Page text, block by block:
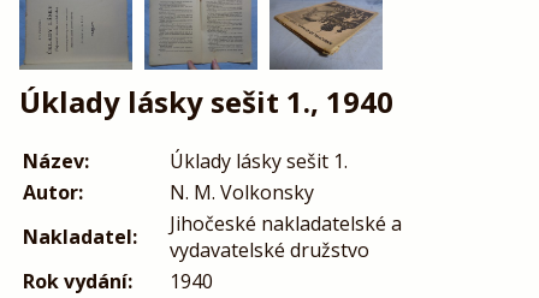
Úklady lásky sešit 1., 1940
Název:
Úklady lásky sešit 1.
Autor:
N. M. Volkonsky
Nakladatel:
Jihočeské nakladatelské a
vydavatelské družstvo
Rok vydání:
1940